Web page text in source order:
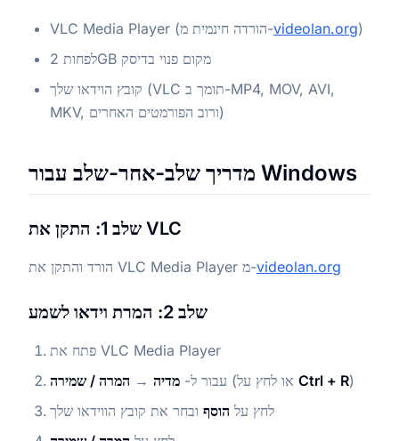
VLC Media Player (הורדה חינמית מ-videolan.org)
לפחות 2GB מקום פנוי בדיסק
קובץ הוידאו שלך (VLC תומך ב-MP4, MOV, AVI,
MKV, ורוב הפורמטים האחרים)
מדריך שלב-אחר-שלב עבור Windows
שלב 1: התקן את VLC
הורד והתקן את VLC Media Player מ-videolan.org
שלב 2: המרת וידאו לשמע
פתח את VLC Media Player
עבור ל- מדיה → המרה / שמירה Ctrl + R)
לחץ על הוסף ובחר את קובץ הווידאו שלך